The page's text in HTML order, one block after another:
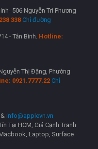
506 Nguyễn Tri Phương
338 Chỉ đường
- Tân Bình. Hotline:
Thị Đặng, Phường
0921.7777.22 Chỉ
& info@applevn.vn
Tại HCM, Giá Cạnh Tranh
Laptop, Surface